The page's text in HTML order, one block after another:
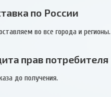
по России
во все города и регионы.
прав потребителя
до получения.